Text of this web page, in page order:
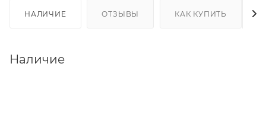
НАЛИЧИЕ ОТЗЫВЫ КАК КУПИТЬ
Наличие